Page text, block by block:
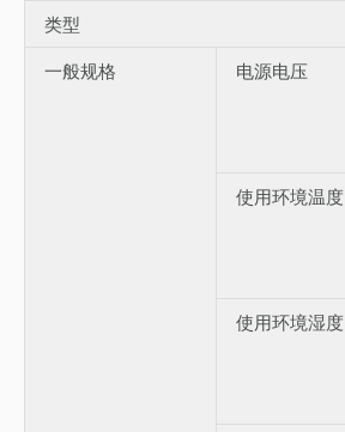
类型
一般规格
电源电压
使用环境温度
使用环境湿度